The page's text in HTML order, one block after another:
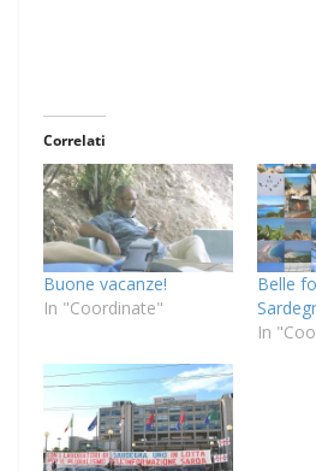
Correlati
Buone vacanze!
In "Coordinate"
Belle
In